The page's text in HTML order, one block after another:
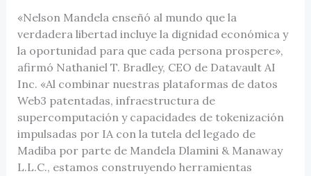
«Nelson Mandela enseñó al mundo que la
verdadera libertad incluye la dignidad económica y
la oportunidad para que cada persona prospere»,
afirmó Nathaniel T. Bradley, CEO de Datavault AI
Inc. «Al combinar nuestras plataformas de datos
Web3 patentadas, infraestructura de
supercomputación y capacidades de tokenización
impulsadas por IA con la tutela del legado de
Madiba por parte de Mandela Dlamini & Manaway
L.L.C., estamos construyendo herramientas